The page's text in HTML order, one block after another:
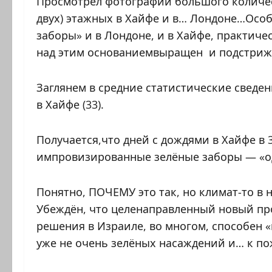
двух) этажных в Хайфе и в…
заборы» и в Лондоне, и в Хайфе,
над этим основаниемвыращен и
Заглянем в средние статистические
в Хайфе (33).
Получается,что дней с дождями в Хайфе
импровизированные зелёные заборы —
Понятно, ПОЧЕМУ это так, но климат-то в
Убеждён, что целенаправленный новый
решения в Израиле, во многом, способен
уже не очень зелёных насаждений и… к